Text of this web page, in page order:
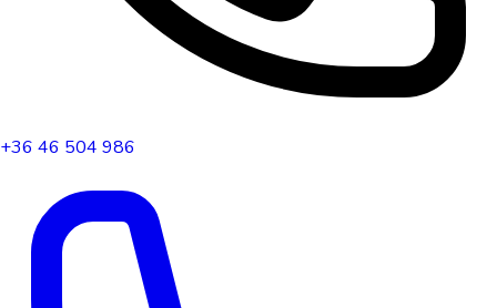
+36 46 504 986